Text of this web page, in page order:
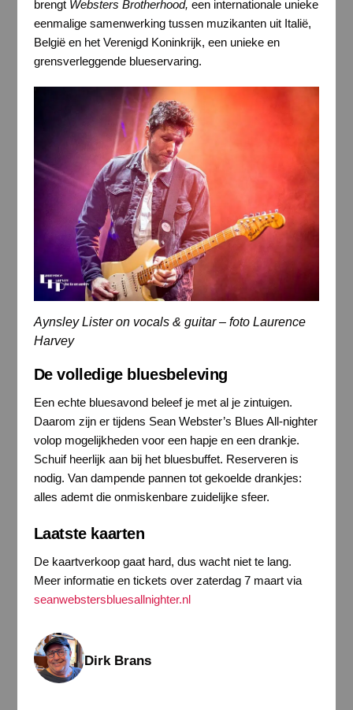
brengt Websters Brotherhood, een internationale unieke
eenmalige samenwerking tussen muzikanten uit Italië,
België en het Verenigd Koninkrijk, een unieke en
grensverleggende blueservaring.
Aynsley Lister on vocals & guitar – foto Laurence
Harvey
De volledige bluesbeleving
Een echte bluesavond beleef je met al je zintuigen.
Daarom zijn er tijdens Sean Webster’s Blues All-nighter
volop mogelijkheden voor een hapje en een drankje.
Schuif heerlijk aan bij het bluesbuffet. Reserveren is
nodig. Van dampende pannen tot gekoelde drankjes:
alles ademt die onmiskenbare zuidelijke sfeer.
Laatste kaarten
De kaartverkoop gaat hard, dus wacht niet te lang.
Meer informatie en tickets over zaterdag 7 maart via
seanwebstersbluesallnighter.nl
Dirk Brans